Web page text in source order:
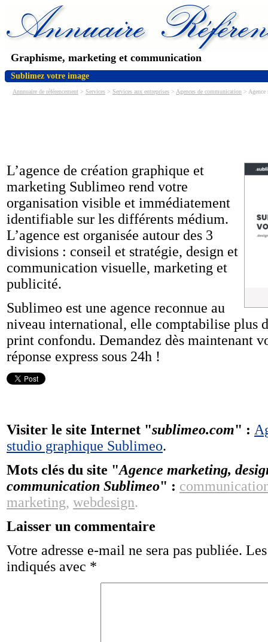
Graphisme, marketing et communication
Sublimez votre image
Annnuaire de référencement > Services > Services aux entreprises > Agences de communication >
L’agence de création graphique et
marketing Sublimeo rend votre
organisation visible et immédiatement
identifiable sur les différents médium.
L’agence est organisée autour des 3
divisions : conseil et stratégie, design et
communication visuelle, marketing et
publicité.
Sublimeo est une agence reconnue au
niveau international, elle comptabilise plus
print confondu. Demandez dès maintenant
réponse express sous 24h !
Visiter le site Internet "sublimeo.com" :
studio graphique Sublimeo.
Mots clés du site "Agence marketing,
communication Sublimeo" :
marketing, webdesign.
Laisser un commentaire
Votre adresse e-mail ne sera pas publiée.
indiqués avec *